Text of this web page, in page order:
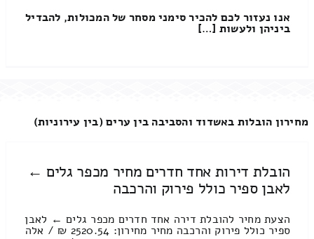
אנו נעזור לכם להכיר סימני מסחר של המכולות, להבדיל
ביניהן ולעשות […]
מחירון הובלות באשדוד והסביבה בין ערים (בין עירוניות)
הובלת דירות אחד חדרים מחיר מכפר גלים ←
לאבן ספיר כולל פירוק והרכבה
הצעת מחיר להובלת דירה אחד חדרים מכפר גלים ← לאבן
ספיר כולל פירוק והרכבה מחיר מחירון: 2520.54 ₪ / אלה